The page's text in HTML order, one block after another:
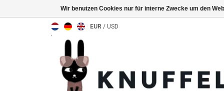
EUR / USD
Wir benutzen Cookies nur für interne Zwecke um den